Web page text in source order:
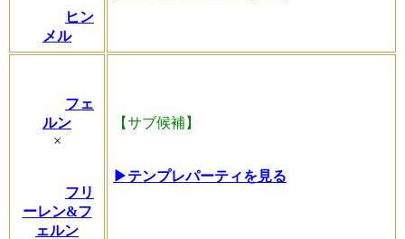
ヒン
メル
フェ
ルン
×
フリ
ーレン&フ
ェルン
【サブ候補】
▶テンプレパーティを見る